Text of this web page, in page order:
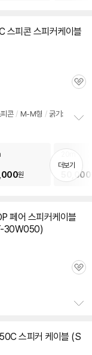
스피콘 스피커케이블
관
콘 / M-M형 / 굵기:
치
기
원 50,000
더보기
페어 스피커케이블
30W050)
관
펼
50C스피커 케이블 (S